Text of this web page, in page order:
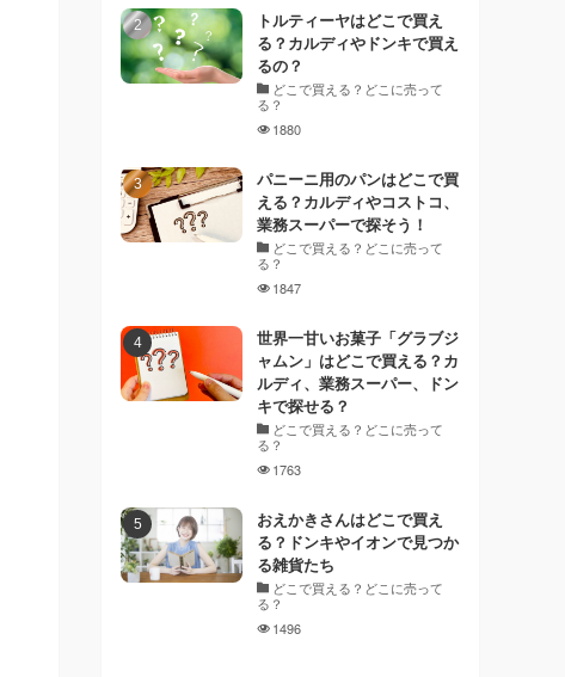
トルティーヤはどこで買え
る？カルディやドンキで買え
るの？
どこで買える？どこに売って
る？
1880
パニーニ用のパンはどこで買
える？カルディやコストコ、
業務スーパーで探そう！
どこで買える？どこに売って
る？
1847
世界一甘いお菓子「グラブジ
ャムン」はどこで買える？カ
ルディ、業務スーパー、ドン
キで探せる？
どこで買える？どこに売って
る？
1763
おえかきさんはどこで買え
る？ドンキやイオンで見つか
る雑貨たち
どこで買える？どこに売って
る？
1496